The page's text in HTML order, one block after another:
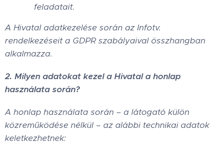
feladatait.
A Hivatal adatkezelése során az Infotv.
rendelkezéseit a GDPR szabályaival összhangban
alkalmazza.
2. Milyen adatokat kezel a Hivatal a honlap
használata során?
A honlap használata során – a látogató külön
közreműködése nélkül – az alábbi technikai adatok
keletkezhetnek: